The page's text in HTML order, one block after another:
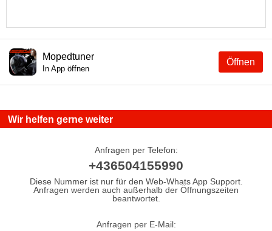
Öffnen
Mopedtuner
In App öffnen
Wir helfen gerne weiter
Anfragen per Telefon:
+436504155990
Diese Nummer ist nur für den Web-Whats App Support.
Anfragen werden auch außerhalb der Öffnungszeiten
beantwortet.
Anfragen per E-Mail: